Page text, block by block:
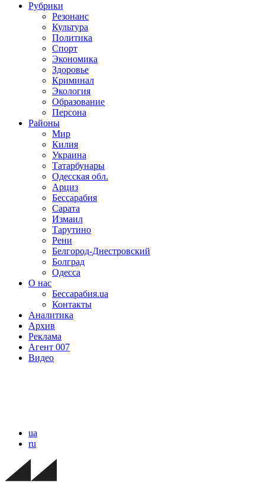
Рубрики
Резонанс
Культура
Политика
Спорт
Экономика
Здоровье
Криминал
Экология
Образование
Персона
Районы
Мир
Килия
Украина
Татарбунары
Одесская обл.
Арциз
Бессарабия
Сарата
Измаил
Тарутино
Рени
Белгород-Днестровский
Болград
Одесса
О нас
Бессарабия.ua
Контакты
Аналитика
Архив
Реклама
Агент 007
Видео
ua
ru